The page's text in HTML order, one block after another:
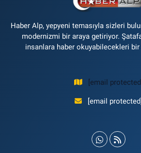
Haber Alp, yepyeni temasıyla sizleri
modernizmi bir araya getiriyor.
insanlara haber okuyabilecekleri bir
[email
[email protected]